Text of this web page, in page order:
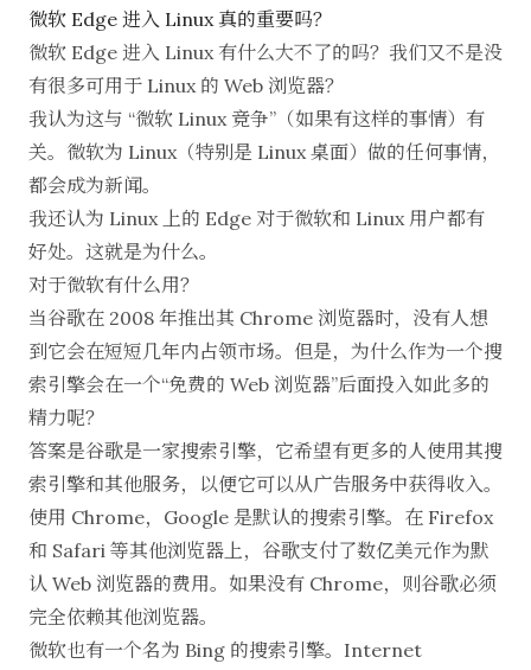
微软 Edge 进入 Linux 真的重要吗？
微软 Edge 进入 Linux 有什么大不了的吗？我们又不是没
有很多可用于 Linux 的 Web 浏览器？
我认为这与 “微软 Linux 竞争”（如果有这样的事情）有
关。微软为 Linux（特别是 Linux 桌面）做的任何事情，
都会成为新闻。
我还认为 Linux 上的 Edge 对于微软和 Linux 用户都有
好处。这就是为什么。
对于微软有什么用？
当谷歌在 2008 年推出其 Chrome 浏览器时，没有人想
到它会在短短几年内占领市场。但是，为什么作为一个搜
索引擎会在一个“免费的 Web 浏览器”后面投入如此多的
精力呢？
答案是谷歌是一家搜索引擎，它希望有更多的人使用其搜
索引擎和其他服务，以便它可以从广告服务中获得收入。
使用 Chrome，Google 是默认的搜索引擎。在 Firefox
和 Safari 等其他浏览器上，谷歌支付了数亿美元作为默
认 Web 浏览器的费用。如果没有 Chrome，则谷歌必须
完全依赖其他浏览器。
微软也有一个名为 Bing 的搜索引擎。Internet